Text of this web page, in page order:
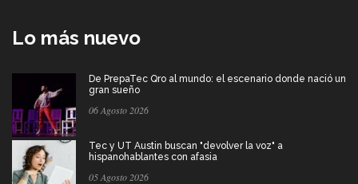
Lo más nuevo
De PrepaTec Qro al mundo: el escenario donde nació un
gran sueño
06 Agosto 2026
Tec y UT Austin buscan "devolver la voz" a
hispanohablantes con afasia
05 Agosto 2026